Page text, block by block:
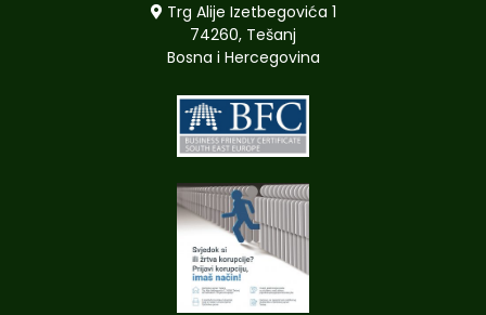
Trg Alije Izetbegovića 1
74260, Tešanj
Bosna i Hercegovina